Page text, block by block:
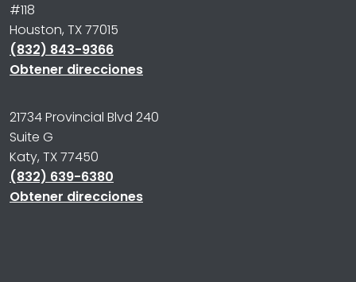
#118
Houston, TX 77015
(832) 843-9366
Obtener direcciones
21734 Provincial Blvd 240
Suite G
Katy, TX 77450
(832) 639-6380
Obtener direcciones